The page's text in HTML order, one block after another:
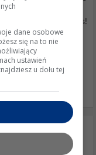
(znam
to doskonały biznes!
-
dane osobowe
się na to nie
ustawień
u dołu tej